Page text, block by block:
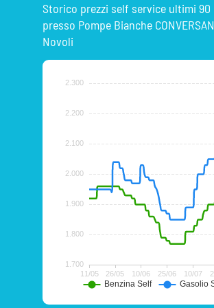
Storico prezzi self service ultimi
presso Pompe Bianche
Novoli